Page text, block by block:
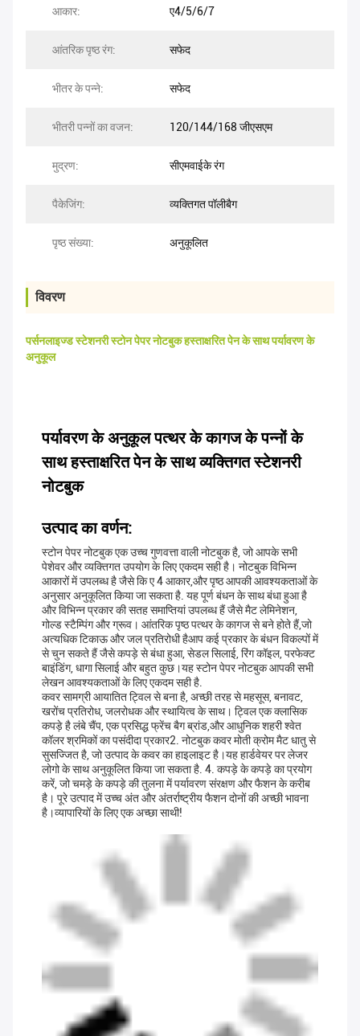
आकार: ए4/5/6/7
आंतरिक पृष्ठ रंग: सफेद
भीतर के पन्ने: सफेद
भीतरी पन्नों का वजन: 120/144/168 जीएसएम
मुद्रण: सीएमवाईके रंग
पैकेजिंग: व्यक्तिगत पॉलीबैग
पृष्ठ संख्या: अनुकूलित
विवरण
पर्सनलाइज्ड स्टेशनरी स्टोन पेपर नोटबुक हस्ताक्षरित पेन के साथ पर्यावरण के
अनुकूल
पर्यावरण के अनुकूल पत्थर के कागज के पन्नों के
साथ हस्ताक्षरित पेन के साथ व्यक्तिगत स्टेशनरी
नोटबुक
उत्पाद का वर्णन:
स्टोन पेपर नोटबुक एक उच्च गुणवत्ता वाली नोटबुक है, जो आपके सभी
पेशेवर और व्यक्तिगत उपयोग के लिए एकदम सही है। नोटबुक विभिन्न
आकारों में उपलब्ध है जैसे कि ए 4 आकार,और पृष्ठ आपकी आवश्यकताओं के
अनुसार अनुकूलित किया जा सकता है. यह पूर्ण बंधन के साथ बंधा हुआ है
और विभिन्न प्रकार की सतह समाप्तियां उपलब्ध हैं जैसे मैट लेमिनेशन,
गोल्ड स्टैम्पिंग और ग्रूव। आंतरिक पृष्ठ पत्थर के कागज से बने होते हैं,जो
अत्यधिक टिकाऊ और जल प्रतिरोधी हैआप कई प्रकार के बंधन विकल्पों में
से चुन सकते हैं जैसे कपड़े से बंधा हुआ, सेडल सिलाई, रिंग कॉइल, परफेक्ट
बाइंडिंग, धागा सिलाई और बहुत कुछ।यह स्टोन पेपर नोटबुक आपकी सभी
लेखन आवश्यकताओं के लिए एकदम सही है.
कवर सामग्री आयातित ट्विल से बना है, अच्छी तरह से महसूस, बनावट,
खरोंच प्रतिरोध, जलरोधक और स्थायित्व के साथ। ट्विल एक क्लासिक
कपड़े है लंबे चैंप, एक प्रसिद्ध फ्रेंच बैग ब्रांड,और आधुनिक शहरी श्वेत
कॉलर श्रमिकों का पसंदीदा प्रकार2. नोटबुक कवर मोती क्रोम मैट धातु से
सुसज्जित है, जो उत्पाद के कवर का हाइलाइट है।यह हार्डवेयर पर लेजर
लोगो के साथ अनुकूलित किया जा सकता है. 4. कपड़े के कपड़े का प्रयोग
करें, जो चमड़े के कपड़े की तुलना में पर्यावरण संरक्षण और फैशन के करीब
है। पूरे उत्पाद में उच्च अंत और अंतर्राष्ट्रीय फैशन दोनों की अच्छी भावना
है।व्यापारियों के लिए एक अच्छा साथी!